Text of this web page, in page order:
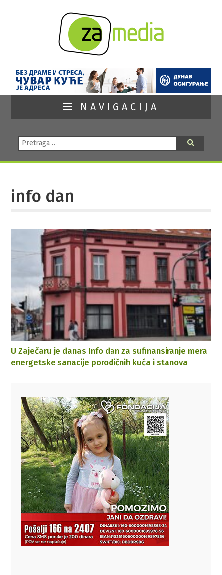
NAVIGACIJA
Pretraga:
info dan
U Zaječaru je danas Info dan za sufinansiranje mera
energetske sanacije porodičnih kuća i stanova